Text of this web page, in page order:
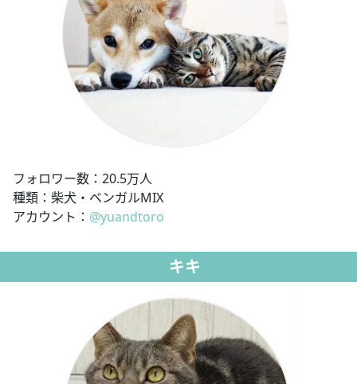
フォロワー数：20.5万人
種類：柴犬・ベンガルMIX
アカウント： @yuandtoro
キキ